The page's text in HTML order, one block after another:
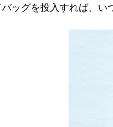
ッグを投入すれば、